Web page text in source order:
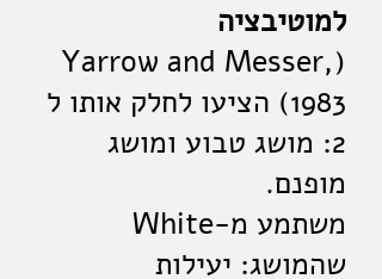
למוטיבציה
(Yarrow and Messer,
(1983 הציעו לחלק אותו ל
2: מושג טבוע ומושג
מופנם.
משתמע מ-White
שהמושג: יעילות